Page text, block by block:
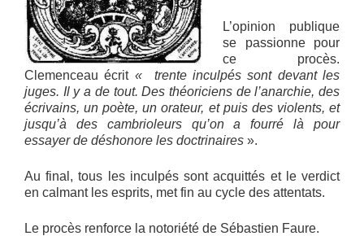
L’opinion publique
se passionne pour
ce procès.
Clemenceau écrit « trente inculpés sont devant les
juges. Il y a de tout. Des théoriciens de l’anarchie, des
écrivains, un poète, un orateur, et puis des violents, et
jusqu’à des cambrioleurs qu’on a fourré là pour
essayer de déshonore les doctrinaires ».
Au final, tous les inculpés sont acquittés et le verdict
en calmant les esprits, met fin au cycle des attentats.
Le procès renforce la notoriété de Sébastien Faure.